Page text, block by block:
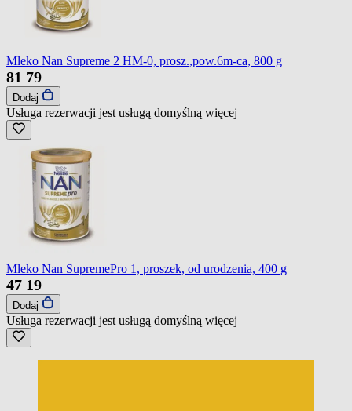
Mleko Nan Supreme 2 HM-0, prosz.,pow.6m-ca, 800 g
81 79
Dodaj
Usługa rezerwacji jest usługą domyślną więcej
Mleko Nan SupremePro 1, proszek, od urodzenia, 400 g
47 19
Dodaj
Usługa rezerwacji jest usługą domyślną więcej